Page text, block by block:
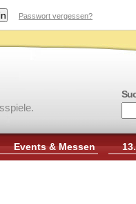
Passwort vergessen?
Events & Messen